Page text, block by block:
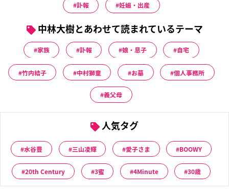
訃報 妊娠・出産
中林大樹とあわせて読まれているテーマ
家族 訃報 娘・息子 自宅
竹内結子 中村獅童 お墓 個人事務所
義父母
人気タグ
水谷豊 三山凌輝 愛子さま BOOWY
20th Century 3蜜 4Minute 30歳